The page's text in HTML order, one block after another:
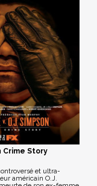
Crime Story
et ultra-
américain O.J.